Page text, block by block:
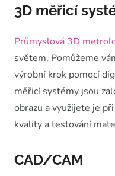
3D měřicí
Průmyslová 3D
světem. Pomůžeme
výrobní krok pomocí
měřicí systémy jsou
obrazu a využijete je
kvality a testování
CAD/CAM